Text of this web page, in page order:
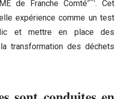
de Franche Comté
. Cet
expérience comme un test
et mettre en place des
transformation des déchets